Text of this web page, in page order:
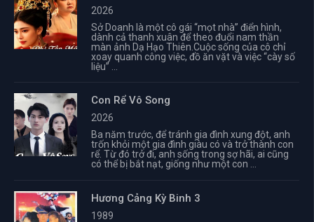
2026
Sở Doanh là một cô gái “mọt nhà” điển hình,
dành cả thanh xuân để theo đuổi nam thần
màn ảnh Dạ Hạo Thiên.Cuộc sống của cô chỉ
xoay quanh công việc, đồ ăn vặt và việc “cày số
liệu” ...
Con Rể Vô Song
2026
Ba năm trước, để tránh gia đình xung đột, anh
trốn khỏi một gia đình giàu có và trở thành con
rể. Từ đó trở đi, anh sống trong sợ hãi, ai cũng
có thể bị bắt nạt, giống như một con ...
Hương Cảng Kỳ Binh 3
1989